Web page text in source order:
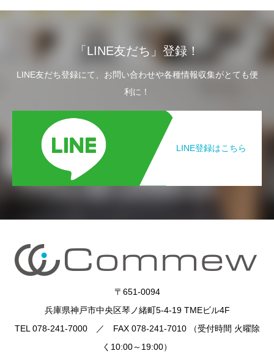
「LINE友だち」登録！
LINE友だち登録にて、お問い合わせや各種情報収集がとても便
利に！
LINE登録はこちら
〒651-0094
兵庫県神戸市中央区琴ノ緒町5-4-19 TMEビル4F
TEL 078-241-7000 ／ FAX 078-241-7010 （受付時間 火曜除
く10:00～19:00）